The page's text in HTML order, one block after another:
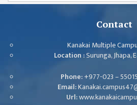
Contact
Kanakai Multiple
Location :Surunga, Jhapa,
Phone:+977-023 –
Email:
Url: